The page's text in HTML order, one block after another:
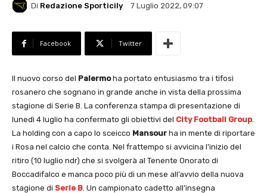
Di Redazione Sporticily 7 Luglio 2022, 09:07
Facebook Twitter
Il nuovo corso del Palermoha portato entusiasmo tra i tifosi
rosanero che sognano in grande anche in vista della prossima
stagione di Serie B. La conferenza stampa di presentazione di
lunedì 4 luglio ha confermato gli obiettivi del City Football Group.
La holding con a capo lo sceicco Mansour ha in mente di riportare
i Rosa nel calcio che conta. Nel frattempo si avvicina l’inizio del
ritiro (10 luglio ndr) che si svolgerà al Tenente Onorato di
Boccadifalco e manca poco più di un mese all’avvio della nuova
stagione di Serie B. Un campionato cadetto all’insegna